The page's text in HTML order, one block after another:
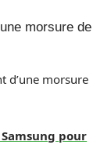
morsure de
d’une morsure
pour